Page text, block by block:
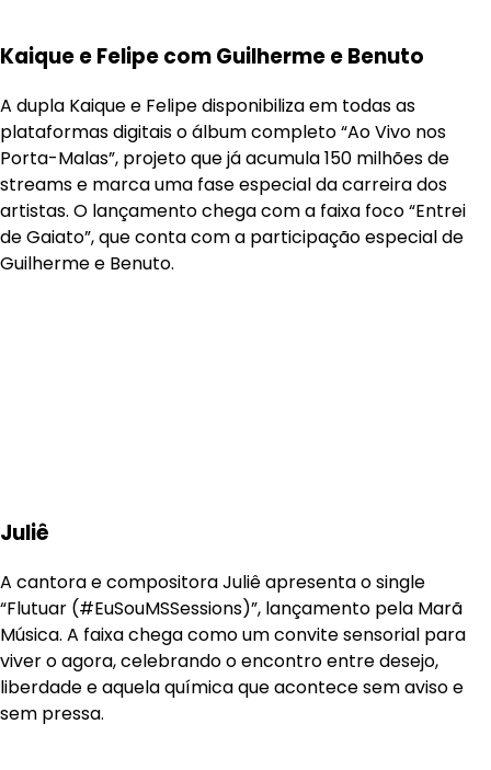
Kaique e Felipe com Guilherme e Benuto
A dupla Kaique e Felipe disponibiliza em todas as
plataformas digitais o álbum completo “Ao Vivo nos
Porta-Malas”, projeto que já acumula 150 milhões de
streams e marca uma fase especial da carreira dos
artistas. O lançamento chega com a faixa foco “Entrei
de Gaiato”, que conta com a participação especial de
Guilherme e Benuto.
Juliê
A cantora e compositora Juliê apresenta o single
“Flutuar (#EuSouMSSessions)”, lançamento pela Marã
Música. A faixa chega como um convite sensorial para
viver o agora, celebrando o encontro entre desejo,
liberdade e aquela química que acontece sem aviso e
sem pressa.